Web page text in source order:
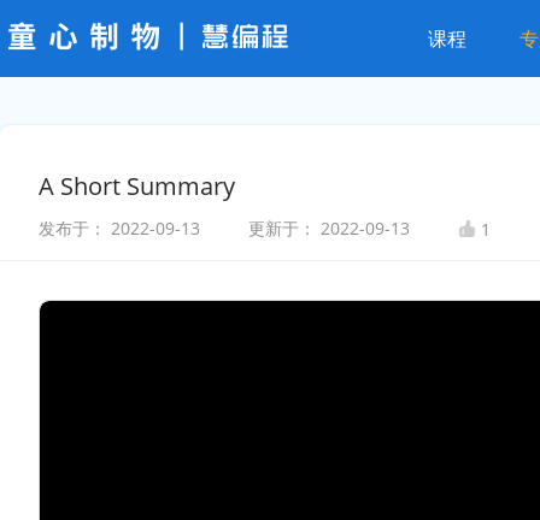
课程
A Short Summary
发布于： 2022-09-13 更新于： 2022-09-13 1